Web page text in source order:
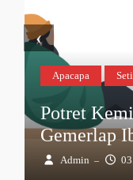
Apacapa
Potret
Gemerlap
Admin –
‹